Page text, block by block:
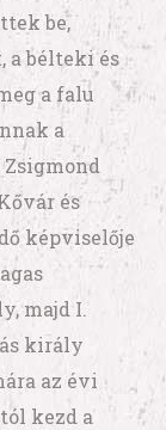
be,
a bélteki és
a falu
a
és
képviselője
majd I.
király
az évi
kezd a